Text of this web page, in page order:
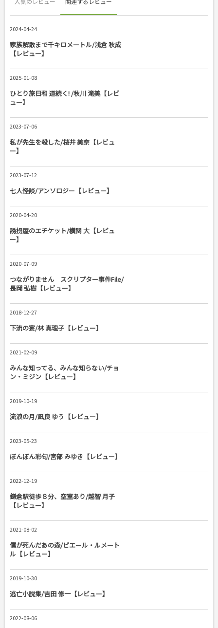
2024-04-24
家族解散まで千キロメートル/浅倉 秋成
【レビュー】
2025-01-08
ひとり旅日和 道続く! /秋川 滝美【レビ
ュー】
2023-07-06
私が先生を殺した/桜井 美奈【レビュ
ー】
2023-07-12
七人怪談/アンソロジー【レビュー】
2020-04-20
誘拐屋のエチケット/横関 大【レビュ
ー】
2020-07-09
つながりません スクリプター事件File/
長岡 弘樹【レビュー】
2018-12-27
下流の宴/林 真理子【レビュー】
2021-02-09
みんな知ってる、みんな知らない/チョ
ン・ミジン【レビュー】
2019-10-19
流浪の月/凪良 ゆう【レビュー】
2023-05-23
ぼんぼん彩句/宮部 みゆき【レビュー】
2022-12-19
鎌倉駅徒歩８分、空室あり/越智 月子
【レビュー】
2021-08-02
僕が死んだあの森/ピエール・ルメート
ル【レビュー】
2019-10-30
逃亡小説集/吉田 修一【レビュー】
2022-08-06